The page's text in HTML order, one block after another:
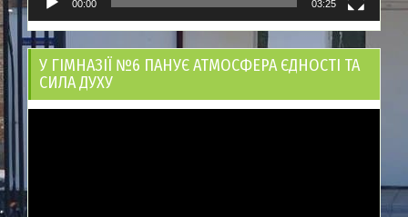
00:00 03:25
У ГІМНАЗІЇ №6 ПАНУЄ АТМОСФЕРА ЄДНОСТІ ТА
СИЛА ДУХУ